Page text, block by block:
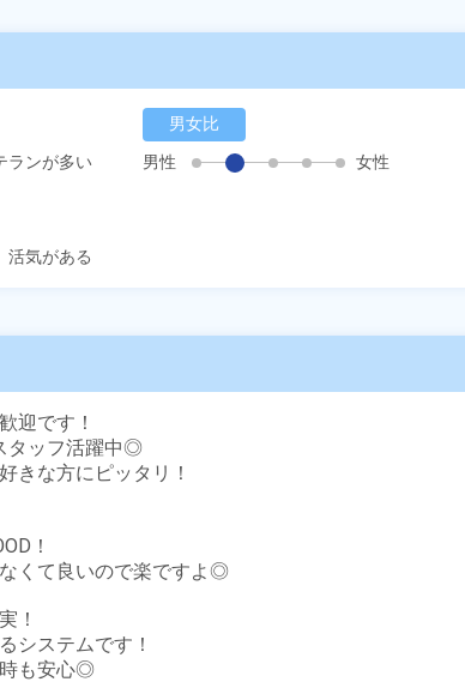
ランが多い
男女比
男性
女性
活気がある
迎です！
タッフ活躍中◎
きな方にピッタリ！
！
くて良いので楽ですよ◎
！
システムです！
時も安心◎
あるモノに魅了され続け気がつけばマニア
はず！